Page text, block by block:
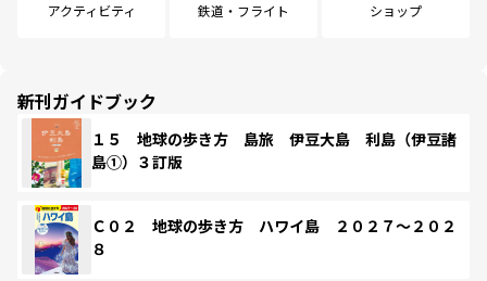
アクティビティ 鉄道・フライト ショップ
新刊ガイドブック
１５ 地球の歩き方 島旅 伊豆大島 利島（伊豆諸
島①）３訂版
Ｃ０２ 地球の歩き方 ハワイ島 ２０２７～２０２
８